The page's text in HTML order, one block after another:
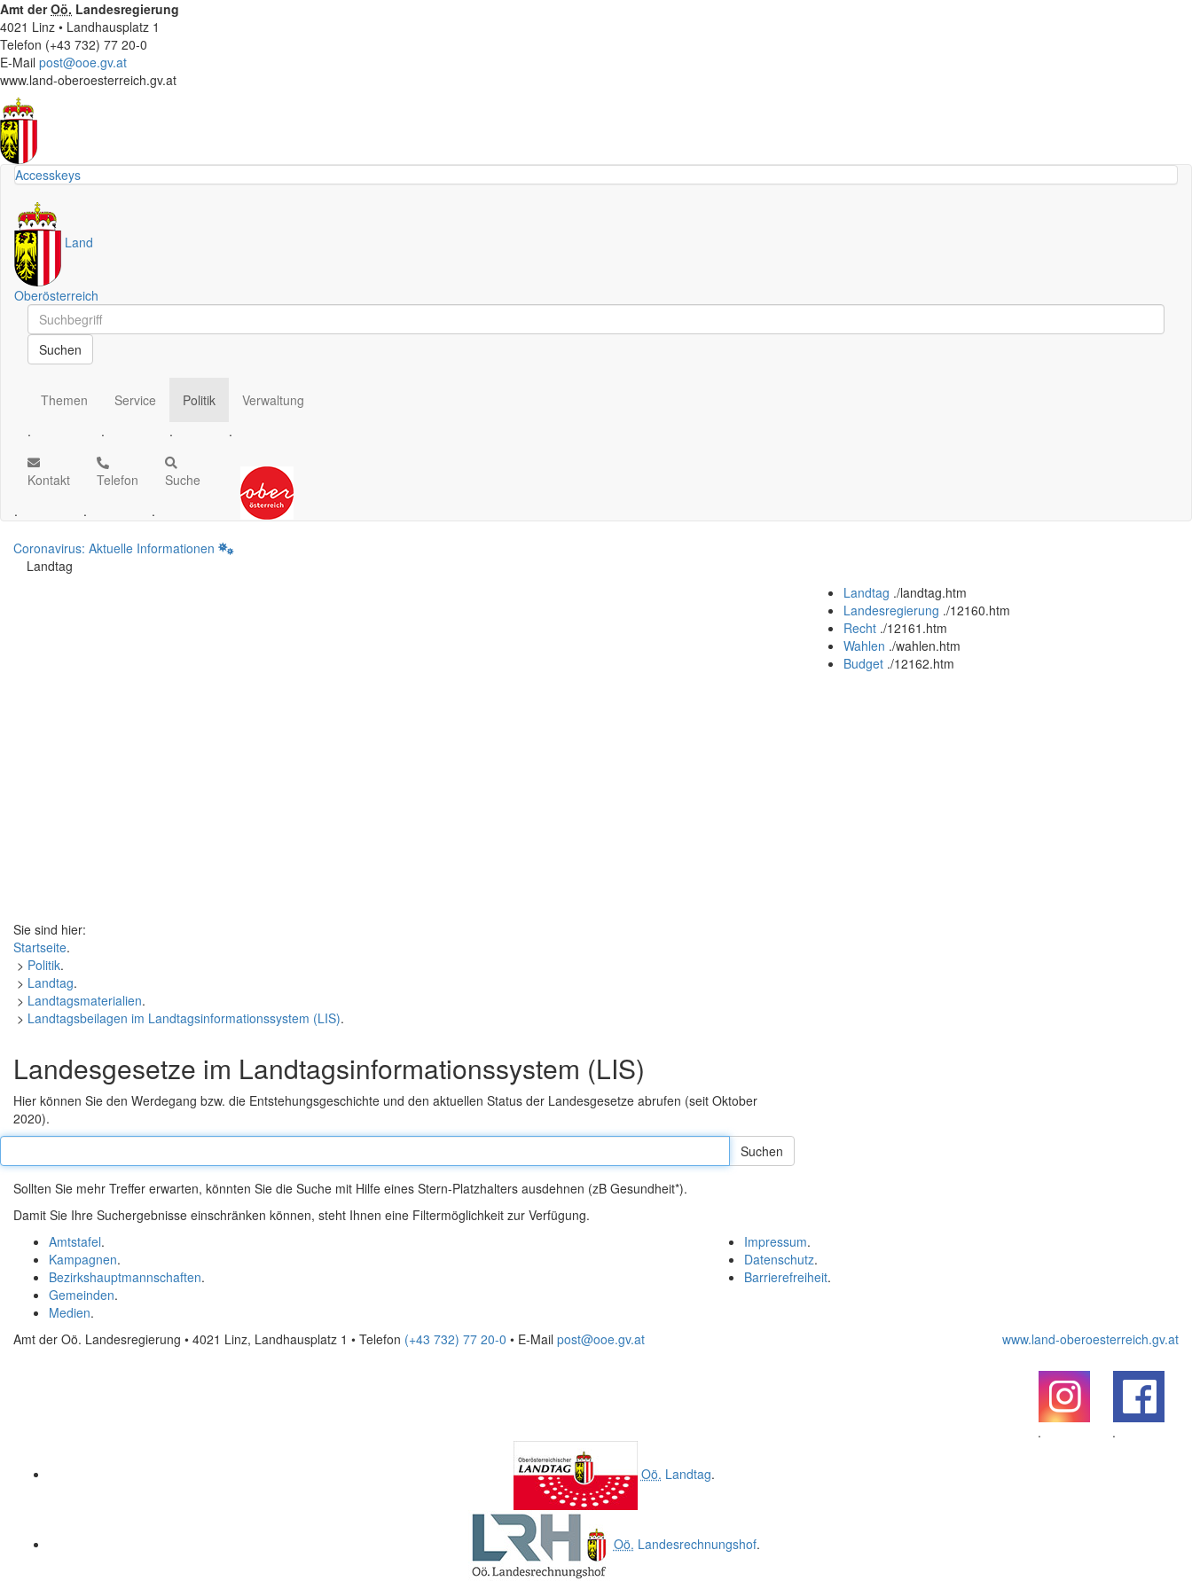
Amt derOö. Landesregierung
4021 Linz • Landhausplatz 1
Telefon (+43 732) 77 20-0
E-Mail post@ooe.gv.at
www.land-oberoesterreich.gv.at
Accesskeys
Land
Oberösterreich
Schnellsuche
Schnellsuche
Suchen
Themen
.
Service
.
Politik
.
Verwaltung
.
Kontakt
.
Telefon
.
Suche
.
Coronavirus: Aktuelle Informationen
Landtag
Landtag ./landtag.htm
Landesregierung ./12160.htm
Recht ./12161.htm
Wahlen ./wahlen.htm
Budget ./12162.htm
Sie sind hier:
Startseite.
> Politik.
> Landtag.
> Landtagsmaterialien.
> Landtagsbeilagen im Landtagsinformationssystem (LIS).
Landesgesetze im Landtagsinformationssystem (LIS)
Hier können Sie den Werdegang bzw. die Entstehungsgeschichte und den aktuellen Status der Landesgesetze abrufen (seit Oktober
2020).
Suche
nach
folgenden
Wörtern
Sollten Sie mehr Treffer erwarten, könnten Sie die Suche mit Hilfe eines Stern-Platzhalters ausdehnen (zB Gesundheit*).
Damit Sie Ihre Suchergebnisse einschränken können, steht Ihnen eine Filtermöglichkeit zur Verfügung.
Impressum.
Datenschutz.
Barrierefreiheit.
Amtstafel.
Kampagnen.
Bezirkshauptmannschaften.
Gemeinden.
Medien.
Amt der Oö. Landesregierung • 4021 Linz, Landhausplatz 1 • Telefon (+43 732) 77 20-0 • E-Mail post@ooe.gv.at www.land-oberoesterreich.gv.at
.
.
Oö. Landtag.
Oö. Landesrechnungshof.